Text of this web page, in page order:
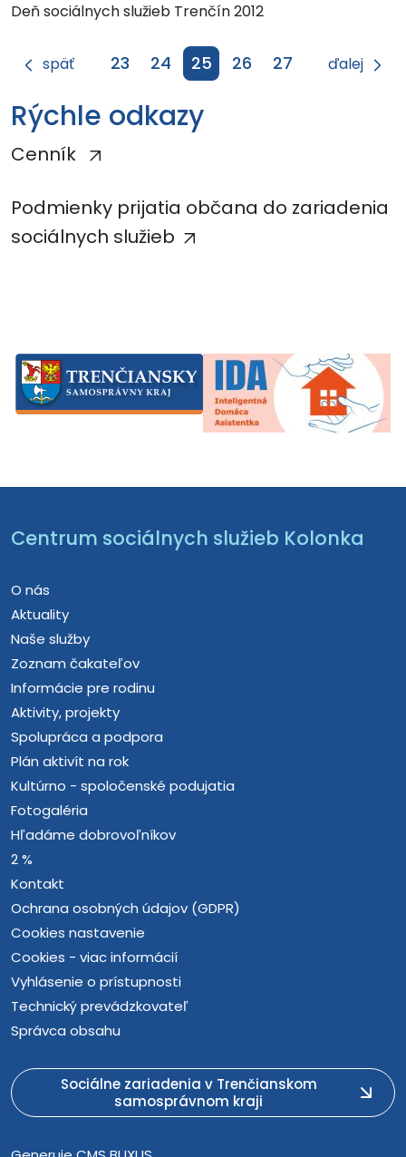
Deň sociálnych služieb Trenčín 2012
späť 23 24 25 26 27 ďalej
Rýchle odkazy
Cenník
Podmienky prijatia občana do zariadenia
sociálnych služieb
Centrum sociálnych služieb Kolonka
O nás
Aktuality
Naše služby
Zoznam čakateľov
Informácie pre rodinu
Aktivity, projekty
Spolupráca a podpora
Plán aktivít na rok
Kultúrno - spoločenské podujatia
Fotogaléria
Hľadáme dobrovoľníkov
2 %
Kontakt
Ochrana osobných údajov (GDPR)
Cookies nastavenie
Cookies - viac informácií
Vyhlásenie o prístupnosti
Technický prevádzkovateľ
Správca obsahu
Sociálne zariadenia v Trenčianskom
samosprávnom kraji